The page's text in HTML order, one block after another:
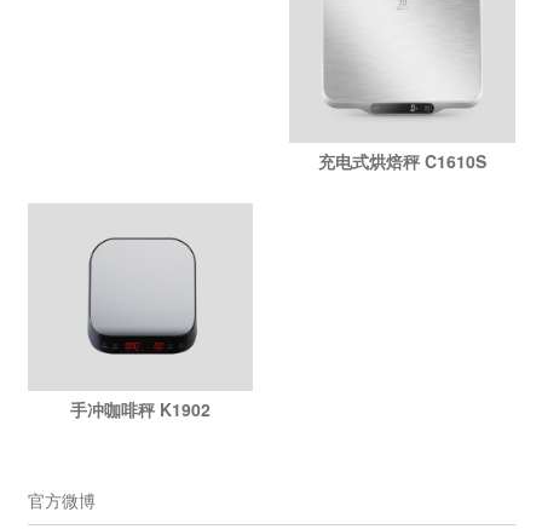
充电式烘焙秤 C1610S
手冲咖啡秤 K1902
官方微博